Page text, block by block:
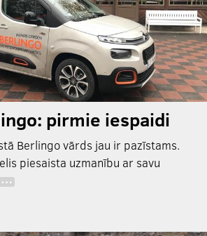
pirmie iespaidi
Berlingo vārds jau ir pazīstams.
piesaista uzmanību ar savu
…